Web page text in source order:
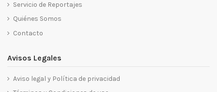
Servicio de Reportajes
Quiénes Somos
Contacto
Avisos Legales
Aviso legal y Política de privacidad